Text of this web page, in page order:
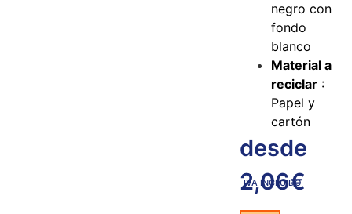
negro con
fondo
blanco
Material a
reciclar :
Papel y
cartón
desde
2,06€
IVA INCLUIDO